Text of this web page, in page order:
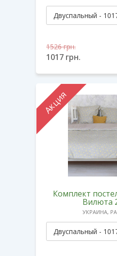
1526грн.
1017 грн.
Акция
Комплект
Вилюта
УКРАИНА,